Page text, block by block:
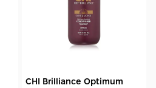
CHI Brilliance Optimum